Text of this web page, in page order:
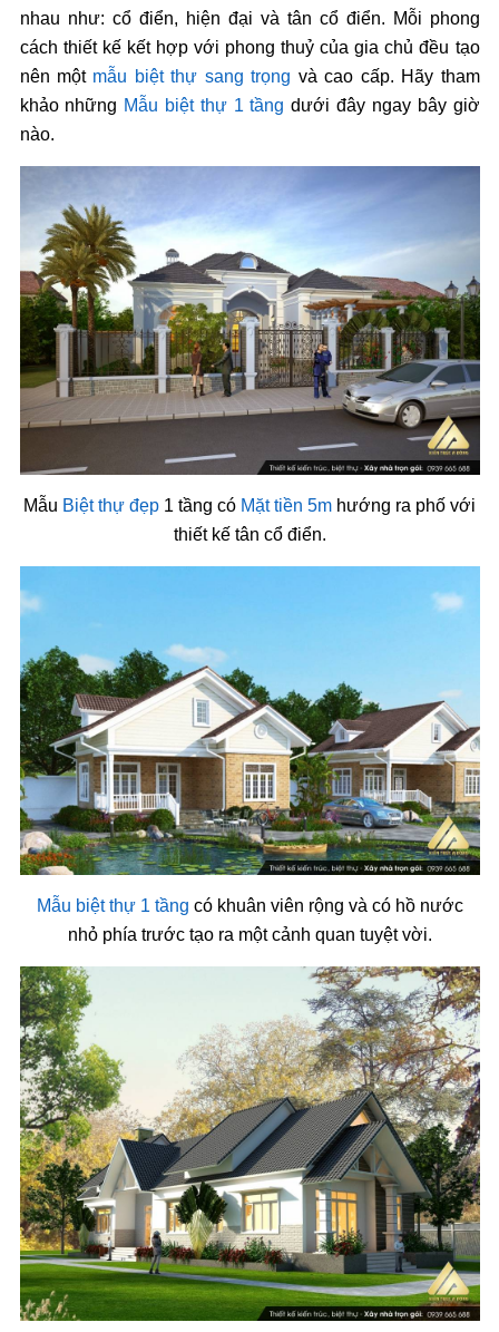
nhau như: cổ điển, hiện đại và tân cổ điển. Mỗi phong
cách thiết kế kết hợp với phong thuỷ của gia chủ đều tạo
nên một mẫu biệt thự sang trọng và cao cấp. Hãy tham
khảo những Mẫu biệt thự 1 tầng dưới đây ngay bây giờ
nào.
Mẫu Biệt thự đẹp 1 tầng có Mặt tiền 5m hướng ra phố với
thiết kế tân cổ điển.
Mẫu biệt thự 1 tầng có khuân viên rộng và có hồ nước
nhỏ phía trước tạo ra một cảnh quan tuyệt vời.